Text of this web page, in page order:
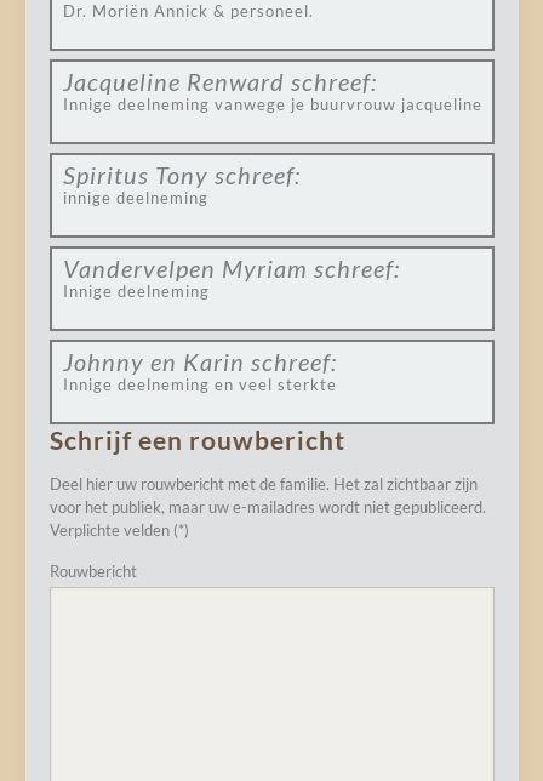
Dr. Moriën Annick & personeel.
Jacqueline Renward schreef:
Innige deelneming vanwege je buurvrouw jacqueline
Spiritus Tony schreef:
innige deelneming
Vandervelpen Myriam schreef:
Innige deelneming
Johnny en Karin schreef:
Innige deelneming en veel sterkte
Schrijf een rouwbericht
Deel hier uw rouwbericht met de familie. Het zal zichtbaar zijn
voor het publiek, maar uw e-mailadres wordt niet gepubliceerd.
Verplichte velden (*)
Rouwbericht